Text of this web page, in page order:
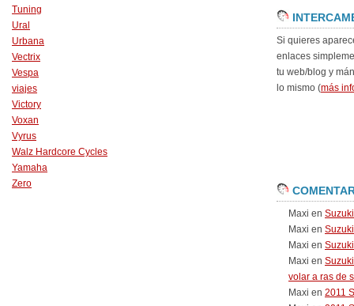
Tuning
Ural
Urbana
Vectrix
Vespa
viajes
Victory
Voxan
Vyrus
Walz Hardcore Cycles
Yamaha
Zero
Si quieres
enlaces
tu web/blog y
lo mismo (más
Maxi en
Maxi en
Maxi en
Maxi en
volar a ras de
Maxi en 2011